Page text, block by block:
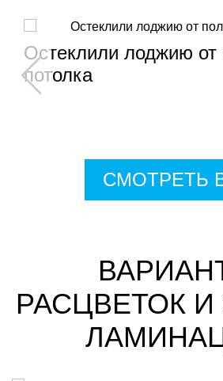
Остеклили лоджию от
потолка
СМОТРЕТЬ
РАСЦВЕТОК